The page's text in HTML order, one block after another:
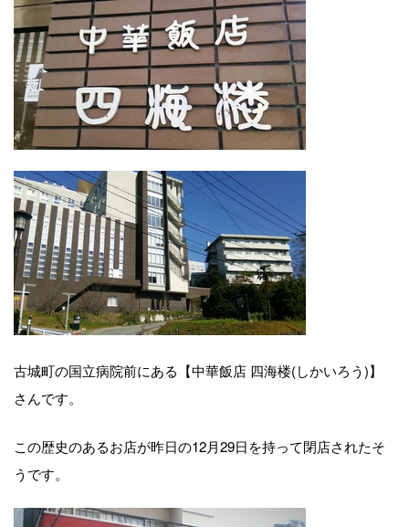
古城町の国立病院前にある【中華飯店 四海楼(しかいろう)】
さんです。
この歴史のあるお店が昨日の12月29日を持って閉店されたそ
うです。